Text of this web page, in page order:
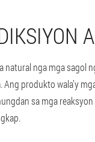
natural nga mga sagol
produkto wala’y
sa mga